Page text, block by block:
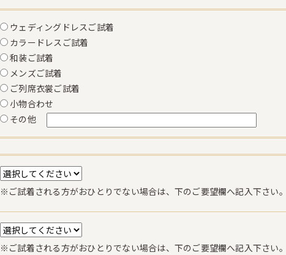
ウェディングドレスご試着
カラードレスご試着
和装ご試着
メンズご試着
ご列席衣裳ご試着
小物合わせ
その他
※ご試着される方がおひとりでない場合は、下のご要望欄へ記入下さい。
※ご試着される方がおひとりでない場合は、下のご要望欄へ記入下さい。